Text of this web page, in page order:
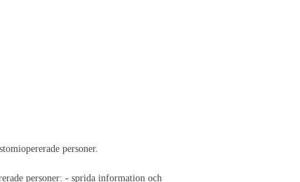
personer.
personer: - sprida information och